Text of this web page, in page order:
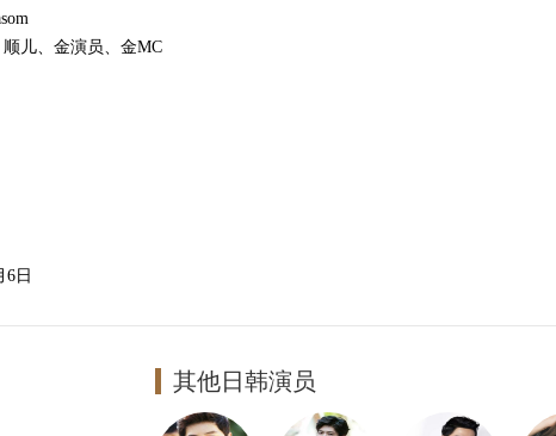
儿、金演员、金MC
6日
其他日韩演员